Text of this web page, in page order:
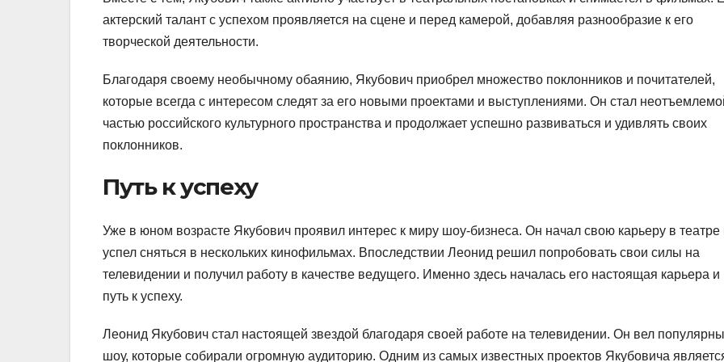
актерский талант с успехом проявляется на сцене и перед камерой, добавляя разнообразие к его
творческой деятельности.
Благодаря своему необычному обаянию, Якубович приобрел множество поклонников и почитателей,
которые всегда с интересом следят за его новыми проектами и выступлениями. Он стал
частью российского культурного пространства и продолжает успешно развиваться и удивлять своих
поклонников.
Путь к успеху
Уже в юном возрасте Якубович проявил интерес к миру шоу-бизнеса. Он начал свою карьеру в театре
успел сняться в нескольких кинофильмах. Впоследствии Леонид решил попробовать свои силы на
телевидении и получил работу в качестве ведущего. Именно здесь началась его настоящая карьера и
путь к успеху.
Леонид Якубович стал настоящей звездой благодаря своей работе на телевидении. Он вел
шоу, которые собирали огромную аудиторию. Одним из самых известных проектов Якубовича